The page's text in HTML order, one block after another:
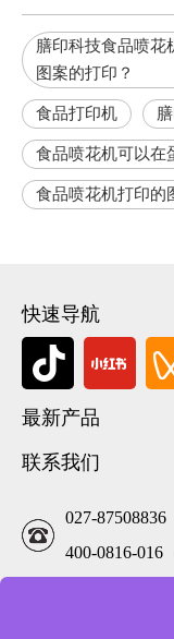
膳印科技食品喷花
图案的打印？
食品打印机
食品喷花机可以在
食品喷花机打印的
快速导航
最新产品
联系我们
027-
400-0816-016